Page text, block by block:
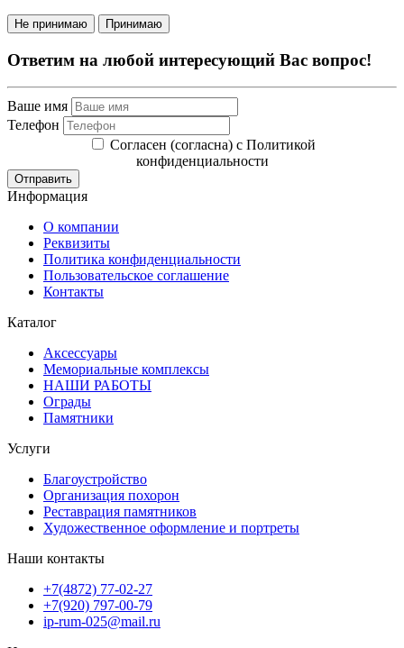
Не принимаю Принимаю
Ответим на любой интересующий Вас вопрос!
Ваше имя
Телефон
Согласен (согласна) с Политикой
конфиденциальности
Отправить
Информация
О компании
Реквизиты
Политика конфиденциальности
Пользовательское соглашение
Контакты
Каталог
Аксессуары
Мемориальные комплексы
НАШИ РАБОТЫ
Ограды
Памятники
Услуги
Благоустройство
Организация похорон
Реставрация памятников
Художественное оформление и портреты
Наши контакты
+7(4872) 77-02-27
+7(920) 797-00-79
ip-rum-025@mail.ru